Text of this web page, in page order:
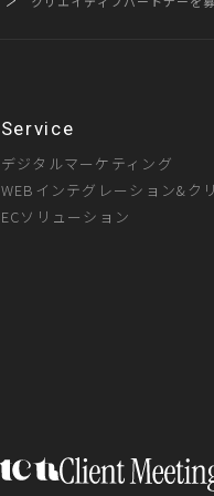
Service
デジタルマーケティング
WEBインテグレーション&ク
ECソリューション